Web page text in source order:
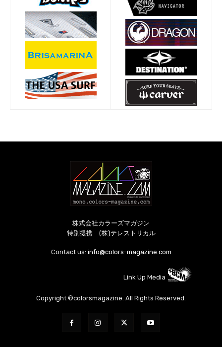
株式会社カラーズマガジン
特別提携 (株)テレストリカル
Contact us: info@colors-magazine.com
Link Up Media
Copyright ©colorsmagazine. All Rights Reserved.